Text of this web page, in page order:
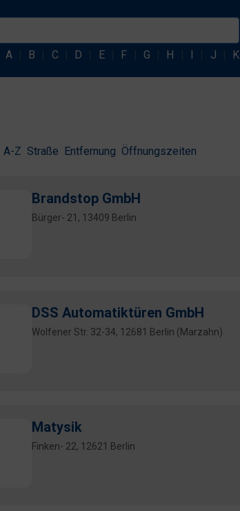
A B C D E F G H I J K
A-Z Straße Entfernung Öffnungszeiten
Brandstop GmbH
Bürger- 21, 13409 Berlin
DSS Automatiktüren GmbH
Wolfener Str. 32-34, 12681 Berlin (Marzahn)
Matysik
Finken- 22, 12621 Berlin